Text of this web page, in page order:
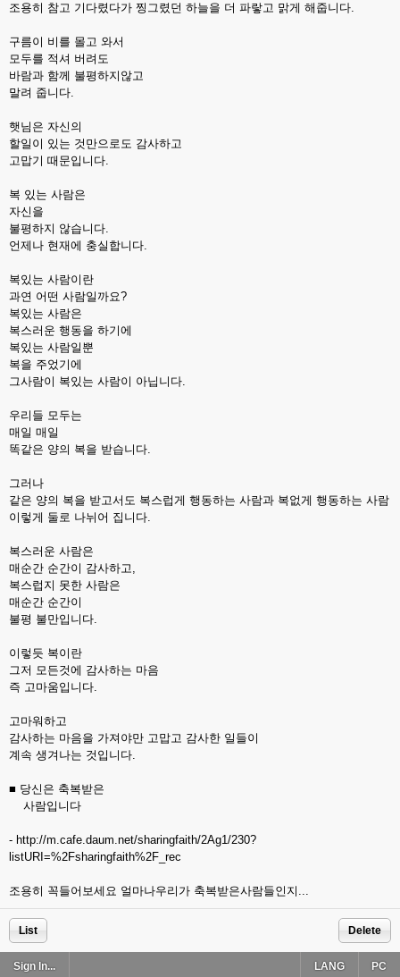
조용히 참고 기다렸다가 찡그렸던 하늘을 더 파랗고 맑게 해줍니다.
구름이 비를 몰고 와서
모두를 적셔 버려도
바람과 함께 불평하지않고
말려 줍니다.
햇님은 자신의
할일이 있는 것만으로도 감사하고
고맙기 때문입니다.
복 있는 사람은
자신을
불평하지 않습니다.
언제나 현재에 충실합니다.
복있는 사람이란
과연 어떤 사람일까요?
복있는 사람은
복스러운 행동을 하기에
복있는 사람일뿐
복을 주었기에
그사람이 복있는 사람이 아닙니다.
우리들 모두는
매일 매일
똑같은 양의 복을 받습니다.
그러나
같은 양의 복을 받고서도 복스럽게 행동하는 사람과 복없게 행동하는 사람
이렇게 둘로 나뉘어 집니다.
복스러운 사람은
매순간 순간이 감사하고,
복스럽지 못한 사람은
매순간 순간이
불평 불만입니다.
이렇듯 복이란
그저 모든것에 감사하는 마음
즉 고마움입니다.
고마워하고
감사하는 마음을 가져야만 고맙고 감사한 일들이
계속 생겨나는 것입니다.
■ 당신은 축복받은
사람입니다
- http://m.cafe.daum.net/sharingfaith/2Ag1/230?
listURI=%2Fsharingfaith%2F_rec
조용히 꼭들어보세요 얼마나우리가 축복받은사람들인지...
List Delete
Sign In... PC
LANG